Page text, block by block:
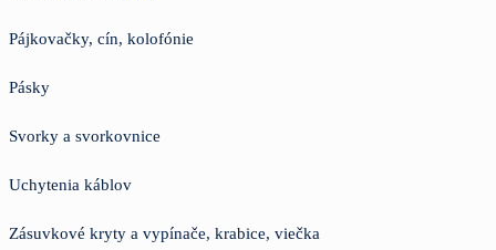
Pájkovačky, cín, kolofónie
Pásky
Svorky a svorkovnice
Uchytenia káblov
Zásuvkové kryty a vypínače, krabice, viečka